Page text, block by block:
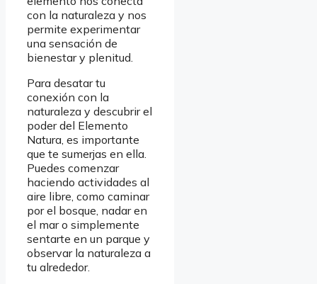
con la naturaleza y nos
permite experimentar
una sensación de
bienestar y plenitud.
Para desatar tu
conexión con la
naturaleza y descubrir el
poder del Elemento
Natura, es importante
que te sumerjas en ella.
Puedes comenzar
haciendo actividades al
aire libre, como caminar
por el bosque, nadar en
el mar o simplemente
sentarte en un parque y
observar la naturaleza a
tu alrededor.